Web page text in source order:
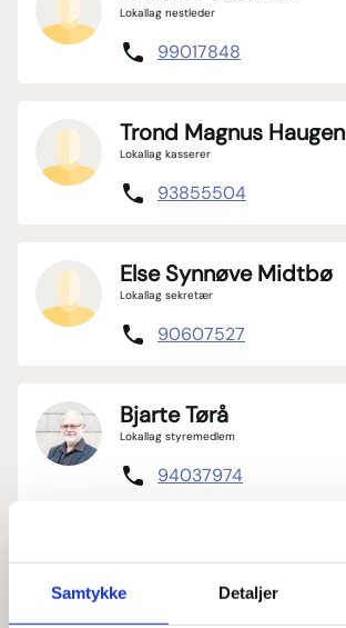
Samtykke Detaljer
Lokallag nestleder
99017848
Trond Magnus Haugen
Lokallag kasserer
93855504
Else Synnøve Midtbø
Lokallag sekretær
90607527
Bjarte Tørå
Lokallag styremedlem
94037974
Torstein Haukvik